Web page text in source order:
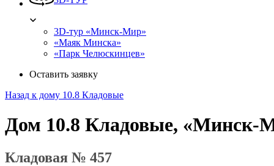
3D-тур «Минск-Мир»
«Маяк Минска»
«Парк Челюскинцев»
Оставить заявку
Назад к дому 10.8 Кладовые
Дом 10.8 Кладовые, «Минск-
Кладовая № 457